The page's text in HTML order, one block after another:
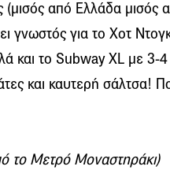
(μισός από Ελλάδα μισός
γνωστός για το Χοτ
και το Subway XL με 3-4
και καυτερή σάλτσα!
το Μετρό Μοναστηράκι)